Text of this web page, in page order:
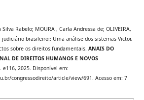
Silva Rabelo; MOURA , Carla Andressa de; OLIVEIRA,
brasileiro:: Uma análise dos sistemas Victor,
sobre os direitos fundamentais. ANAIS DO
DE DIREITOS HUMANOS E NOVOS
e116, 2025. Disponível em:
congressodireito/article/view/691. Acesso em: 7